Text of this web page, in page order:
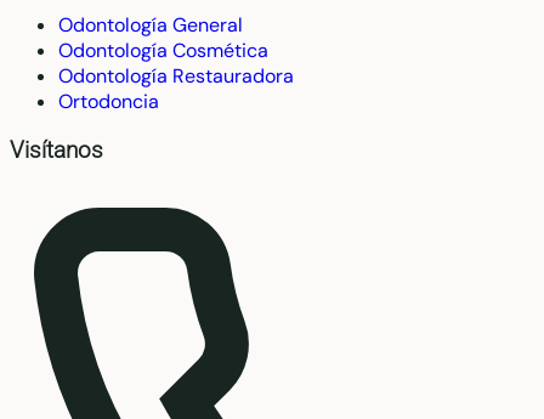
Odontología General
Odontología Cosmética
Odontología Restauradora
Ortodoncia
Visítanos